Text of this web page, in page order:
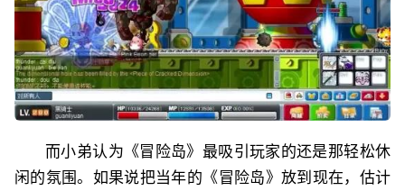
而小弟认为《冒险岛》最吸引玩家的还是那轻松休
闲的氛围。如果说把当年的《冒险岛》放到现在，估计